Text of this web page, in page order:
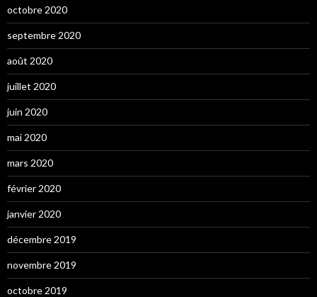
octobre 2020
septembre 2020
août 2020
juillet 2020
juin 2020
mai 2020
mars 2020
février 2020
janvier 2020
décembre 2019
novembre 2019
octobre 2019